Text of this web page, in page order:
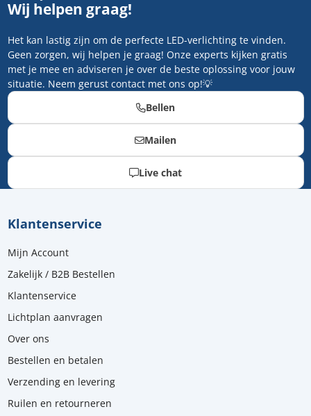
Wij helpen graag!
Het kan lastig zijn om de perfecte LED-verlichting te vinden.
Geen zorgen, wij helpen je graag! Onze experts kijken gratis
met je mee en adviseren je over de beste oplossing voor jouw
situatie. Neem gerust contact met ons op!💡
Bellen
Mailen
Live chat
Klantenservice
Mijn Account
Zakelijk / B2B Bestellen
Klantenservice
Lichtplan aanvragen
Over ons
Bestellen en betalen
Verzending en levering
Ruilen en retourneren